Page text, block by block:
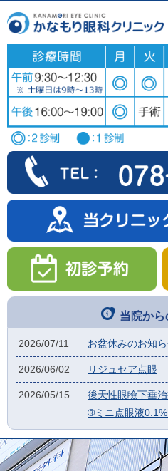
当院か
2026/07/11 お盆休みのお知
2026/06/02 リジュセア点眼
2026/05/15
後天性眼瞼下垂
®ミニ点眼液